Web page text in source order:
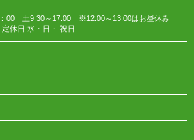
：00 土9:30～17:00 ※12:00～13:00はお昼休み
定休日:水・日・ 祝日